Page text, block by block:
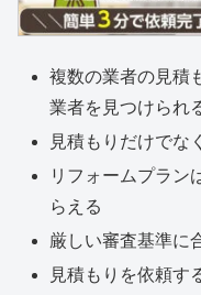
複数の業者の見積
業者を見つけられ
見積もりだけでな
リフォームプラン
らえる
厳しい審査基準に
見積もりを依頼す